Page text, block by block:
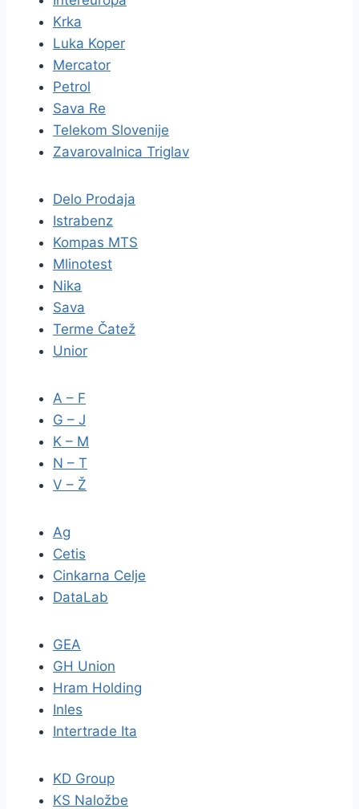
Krka
Luka Koper
Mercator
Petrol
Sava Re
Telekom Slovenije
Zavarovalnica Triglav
Delo Prodaja
Istrabenz
Kompas MTS
Mlinotest
Nika
Sava
Terme Čatež
Unior
A – F
G – J
K – M
N – T
V – Ž
Ag
Cetis
Cinkarna Celje
DataLab
GEA
GH Union
Hram Holding
Inles
Intertrade Ita
KD Group
KS Naložbe